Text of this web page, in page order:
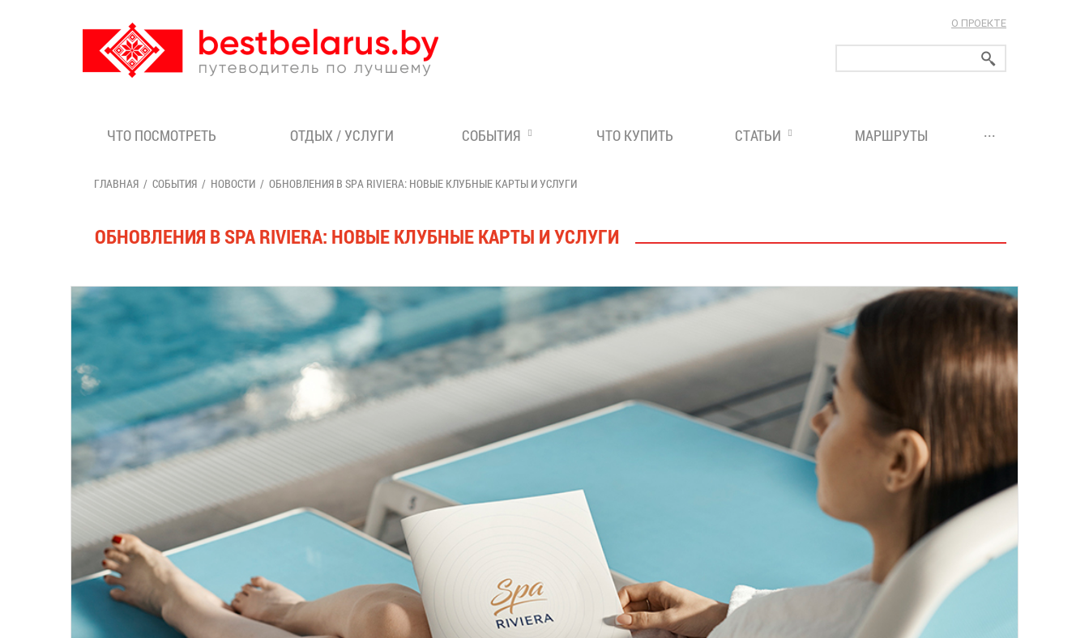
О ПРОЕКТЕ
ЧТО ПОСМОТРЕТЬ ОТДЫХ / УСЛУГИ СОБЫТИЯ ЧТО КУПИТЬ СТАТЬИ МАРШРУТЫ ...
ГЛАВНАЯ СОБЫТИЯ НОВОСТИ ОБНОВЛЕНИЯ В SPA RIVIERA: НОВЫЕ КЛУБНЫЕ КАРТЫ И УСЛУГИ
ОБНОВЛЕНИЯ В SPA RIVIERA: НОВЫЕ КЛУБНЫЕ КАРТЫ И УСЛУГИ